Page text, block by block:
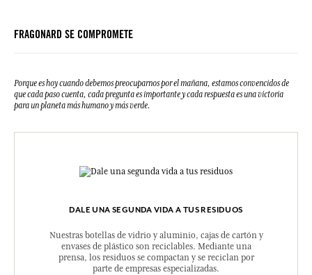
FRAGONARD SE COMPROMETE
Porque es hoy cuando debemos preocuparnos por el mañana, estamos convencidos de
que cada paso cuenta, cada pregunta es importante y cada respuesta es una victoria
para un planeta más humano y más verde.
DALE UNA SEGUNDA VIDA A TUS RESIDUOS
Nuestras botellas de vidrio y aluminio, cajas de cartón y
envases de plástico son reciclables. Mediante una
prensa, los residuos se compactan y se reciclan por
parte de empresas especializadas.